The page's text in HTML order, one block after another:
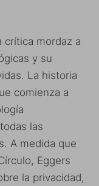
crítica mordaz a
y su
La historia
comienza a
las
A medida que
Eggers
la privacidad,